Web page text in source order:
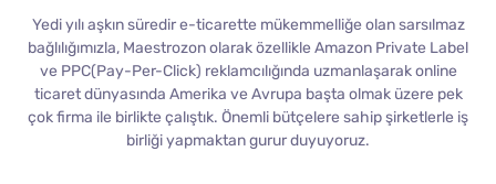
Yedi yılı aşkın süredir e-ticarette mükemmelliğe olan sarsılmaz
bağlılığımızla, Maestrozon olarak özellikle Amazon Private Label
ve PPC(Pay-Per-Click) reklamcılığında uzmanlaşarak online
ticaret dünyasında Amerika ve Avrupa başta olmak üzere pek
çok firma ile birlikte çalıştık. Önemli bütçelere sahip şirketlerle iş
birliği yapmaktan gurur duyuyoruz.